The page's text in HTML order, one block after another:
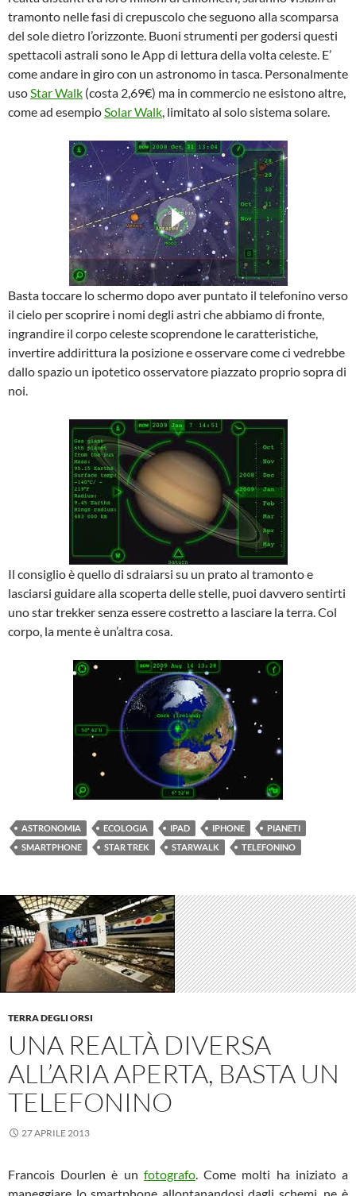
tramonto nelle fasi di crepuscolo che seguono alla scomparsa
del sole dietro l’orizzonte. Buoni strumenti per godersi questi
spettacoli astrali sono le App di lettura della volta celeste. E’
come andare in giro con un astronomo in tasca. Personalmente
usoStar Walk (costa 2,69€) ma in commercio ne esistono altre,
come ad esempioSolar Walk, limitato al solo sistema solare.
Basta toccare lo schermo dopo aver puntato il telefonino verso
il cielo per scoprire i nomi degli astri che abbiamo di fronte,
ingrandire il corpo celeste scoprendone le caratteristiche,
invertire addirittura la posizione e osservare come ci vedrebbe
dallo spazio un ipotetico osservatore piazzato proprio sopra di
noi.
Il consiglio è quello di sdraiarsi su un prato al tramonto e
lasciarsi guidare alla scoperta delle stelle, puoi davvero sentirti
uno star trekker senza essere costretto a lasciare la terra. Col
corpo, la mente è un’altra cosa.
ASTRONOMIA ECOLOGIA IPAD IPHONE
PIANETI
SMARTPHONE
STAR TREK STARWALK TELEFONINO
TERRA DEGLI ORSI
UNA REALTÀ DIVERSA
ALL’ARIA APERTA, BASTA UN
TELEFONINO
27 APRILE 2013
Francois Dourlen è un fotografo. Come molti ha iniziato a